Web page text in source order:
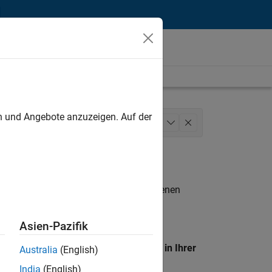
Business Model Team
. Wenn Sie noch immer keine offenen
unseres
Standort, um alle Stellenangebote in Ihrer
Angebote anzuzeigen. Auf der
Asien-Pazifik
Australia (English)
India (English)